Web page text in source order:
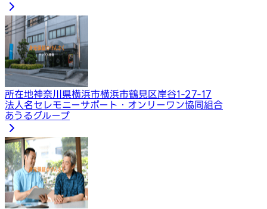
所在地神奈川県横浜市横浜市鶴見区岸谷1-27-17
法人名セレモニーサポート・オンリーワン協同組合
あうるグループ